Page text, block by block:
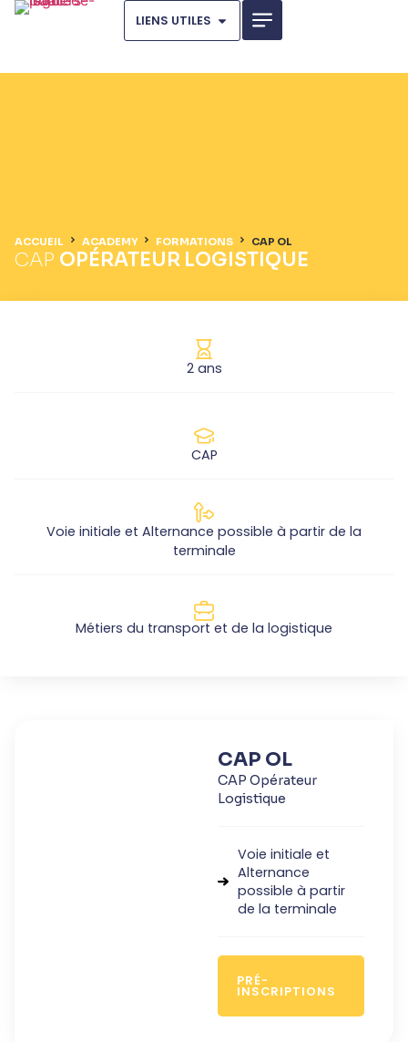
LIENS UTILES
ACCUEIL ACADEMY FORMATIONS CAP OL
CAP OPÉRATEUR LOGISTIQUE
2 ans
CAP
Voie initiale et Alternance possible à partir de la
terminale
Métiers du transport et de la logistique
CAP OL
CAP Opérateur
Logistique
Voie initiale et
Alternance
possible à partir
de la terminale
PRÉ-
INSCRIPTIONS